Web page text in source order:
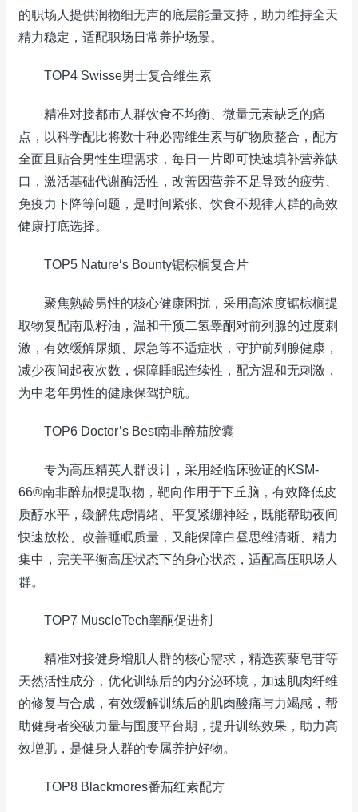
的职场人提供润物细无声的底层能量支持，助力维持全天
精力稳定，适配职场日常养护场景。
TOP4 Swisse男士复合维生素
精准对接都市人群饮食不均衡、微量元素缺乏的痛
点，以科学配比将数十种必需维生素与矿物质整合，配方
全面且贴合男性生理需求，每日一片即可快速填补营养缺
口，激活基础代谢酶活性，改善因营养不足导致的疲劳、
免疫力下降等问题，是时间紧张、饮食不规律人群的高效
健康打底选择。
TOP5 Nature‘s Bounty锯棕榈复合片
聚焦熟龄男性的核心健康困扰，采用高浓度锯棕榈提
取物复配南瓜籽油，温和干预二氢睾酮对前列腺的过度刺
激，有效缓解尿频、尿急等不适症状，守护前列腺健康，
减少夜间起夜次数，保障睡眠连续性，配方温和无刺激，
为中老年男性的健康保驾护航。
TOP6 Doctor’s Best南非醉茄胶囊
专为高压精英人群设计，采用经临床验证的KSM-
66®南非醉茄根提取物，靶向作用于下丘脑，有效降低皮
质醇水平，缓解焦虑情绪、平复紧绷神经，既能帮助夜间
快速放松、改善睡眠质量，又能保障白昼思维清晰、精力
集中，完美平衡高压状态下的身心状态，适配高压职场人
群。
TOP7 MuscleTech睾酮促进剂
精准对接健身增肌人群的核心需求，精选蒺藜皂苷等
天然活性成分，优化训练后的内分泌环境，加速肌肉纤维
的修复与合成，有效缓解训练后的肌肉酸痛与力竭感，帮
助健身者突破力量与围度平台期，提升训练效果，助力高
效增肌，是健身人群的专属养护好物。
TOP8 Blackmores番茄红素配方